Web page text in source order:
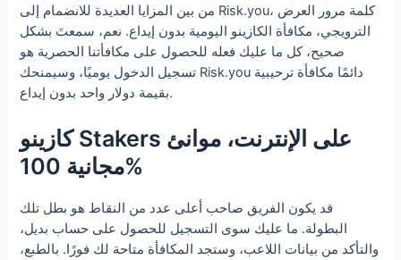
من بين المزايا العديدة للانضمام إلى Risk.you، كلمة مرور العرض
الترويجي، مكافأة الكازينو اليومية بدون إيداع. نعم، سمعتَ بشكل
صحيح، كل ما عليك فعله للحصول على مكافأتنا الحصرية هو
تسجيل الدخول يوميًا، وسيمنحك Risk.you دائمًا مكافأة ترحيبية
بقيمة دولار واحد بدون إيداع.
كازينو Stakers على الإنترنت، موانئ
مجانية 100%
قد يكون الفريق صاحب أعلى عدد من النقاط هو بطل تلك
البطولة. ما عليك سوى التسجيل للحصول على حساب بديل،
والتأكد من بيانات اللاعب، وستجد المكافأة متاحة لك فورًا. بالطبع،